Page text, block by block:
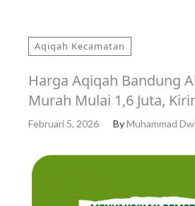
Aqiqah Kecamatan
Harga Aqiqah Bandung
Murah Mulai 1,6 Juta,
Februari 5, 2026 ByMuhammad